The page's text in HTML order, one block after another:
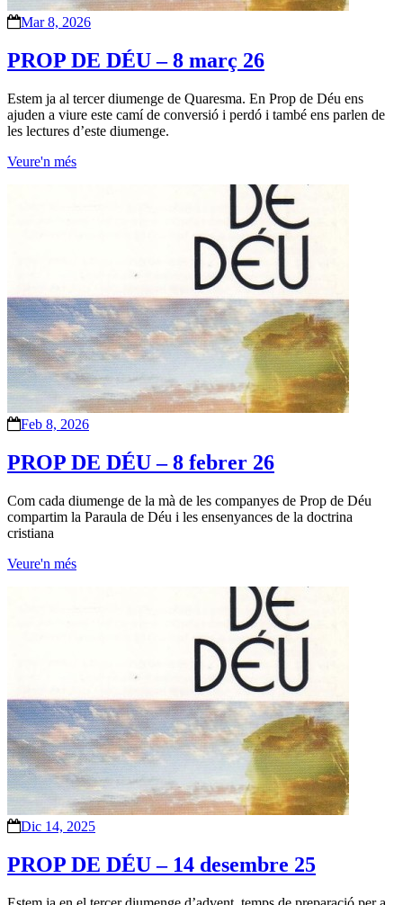
Mar 8, 2026
PROP DE DÉU – 8 març 26
Estem ja al tercer diumenge de Quaresma. En Prop de Déu ens
ajuden a viure este camí de conversió i perdó i també ens parlen de
les lectures d’este diumenge.
Veure'n més
Feb 8, 2026
PROP DE DÉU – 8 febrer 26
Com cada diumenge de la mà de les companyes de Prop de Déu
compartim la Paraula de Déu i les ensenyances de la doctrina
cristiana
Veure'n més
Dic 14, 2025
PROP DE DÉU – 14 desembre 25